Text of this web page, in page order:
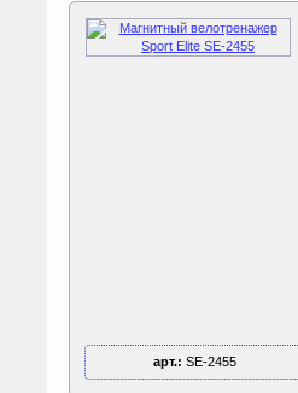
арт.: SE-2455